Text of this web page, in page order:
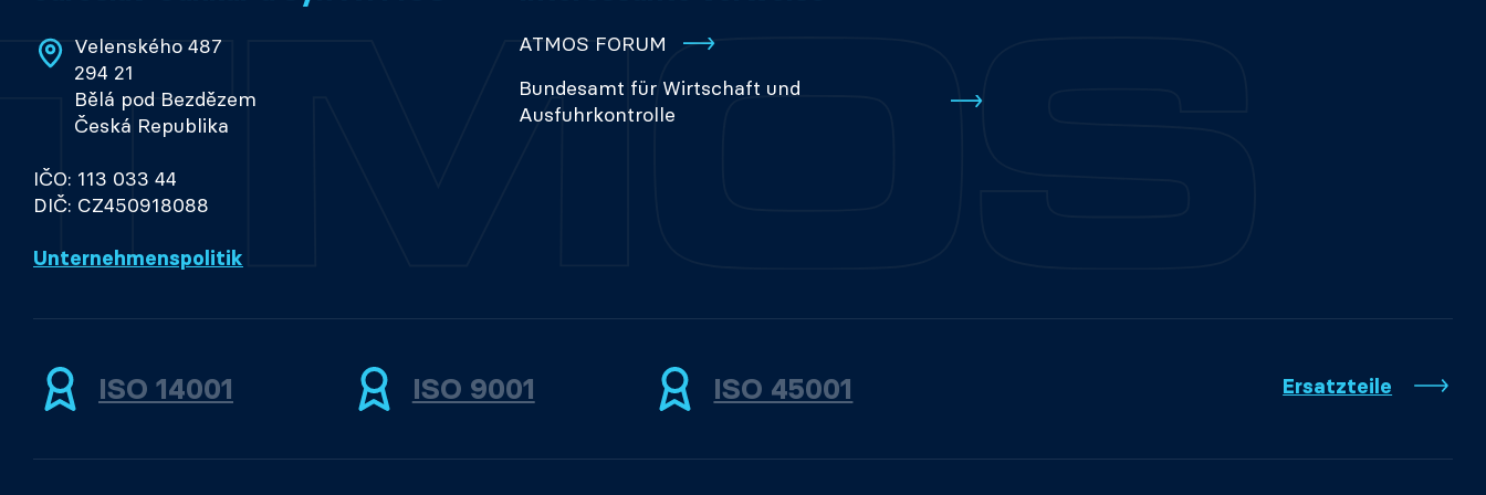
Velenského 487
294 21
Bělá pod Bezdězem
Česká Republika
IČO: 113 033 44
DIČ: CZ450918088
Unternehmenspolitik
ATMOS FORUM
Bundesamt für Wirtschaft und
Ausfuhrkontrolle
ISO 14001 ISO 9001 ISO 45001 Ersatzteile